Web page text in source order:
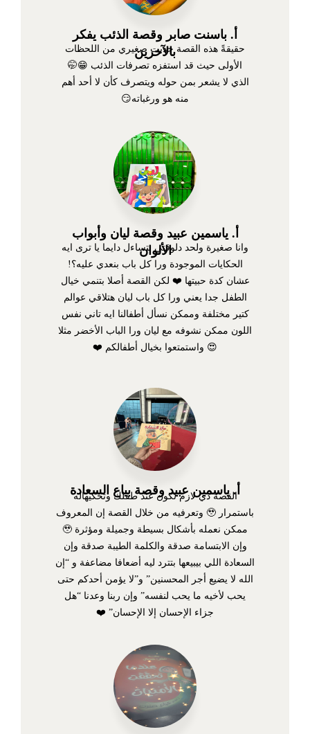
أ. باسنت صابر وقصة الذئب يفكر
بالآخرين
حقيقةً هذه القصة جذبت صغيري من اللحظات
الأولى حيث قد استفزه تصرفات الذئب 😁🤭
الذي لا يشعر بمن حوله ويتصرف كأن لا أحد أهم
منه هو ورغباته😏
أ. ياسمين عبيد وقصة ليان وأبواب
الألوان
وانا صغيرة ولحد دلوقتي بتساءل دايما يا ترى ايه
الحكايات الموجودة ورا كل باب بنعدي عليه؟!
عشان كدة حبيتها ❤️ لكن القصة أصلا بتنمي خيال
الطفل جدا يعني ورا كل باب ليان هتلاقي عوالم
كتير مختلفة وممكن نسأل أطفالنا ايه تاني نفس
اللون ممكن نشوفه مع ليان ورا الباب الأخضر مثلا
😍 واستمتعوا بخيال أطفالكم ❤️
أ. ياسمين عبيد وقصة بياع السعادة
القصة دي لازم تكون عند طفلك وتحكيهاله
باستمرار 🥹 وتعرفيه من خلال القصة إن المعروف
ممكن نعمله بأشكال بسيطة وجميلة ومؤثرة 🥹
وإن الابتسامة صدقة والكلمة الطيبة صدقة وإن
السعادة اللي بيبيعها بتترد ليه أضعافا مضاعفة و “إن
الله لا يضيع أجر المحسنين” و”لا يؤمن أحدكم حتى
يحب لأخيه ما يحب لنفسه” وإن ربنا وعدنا “هل
جزاء الإحسان إلا الإحسان” ❤️